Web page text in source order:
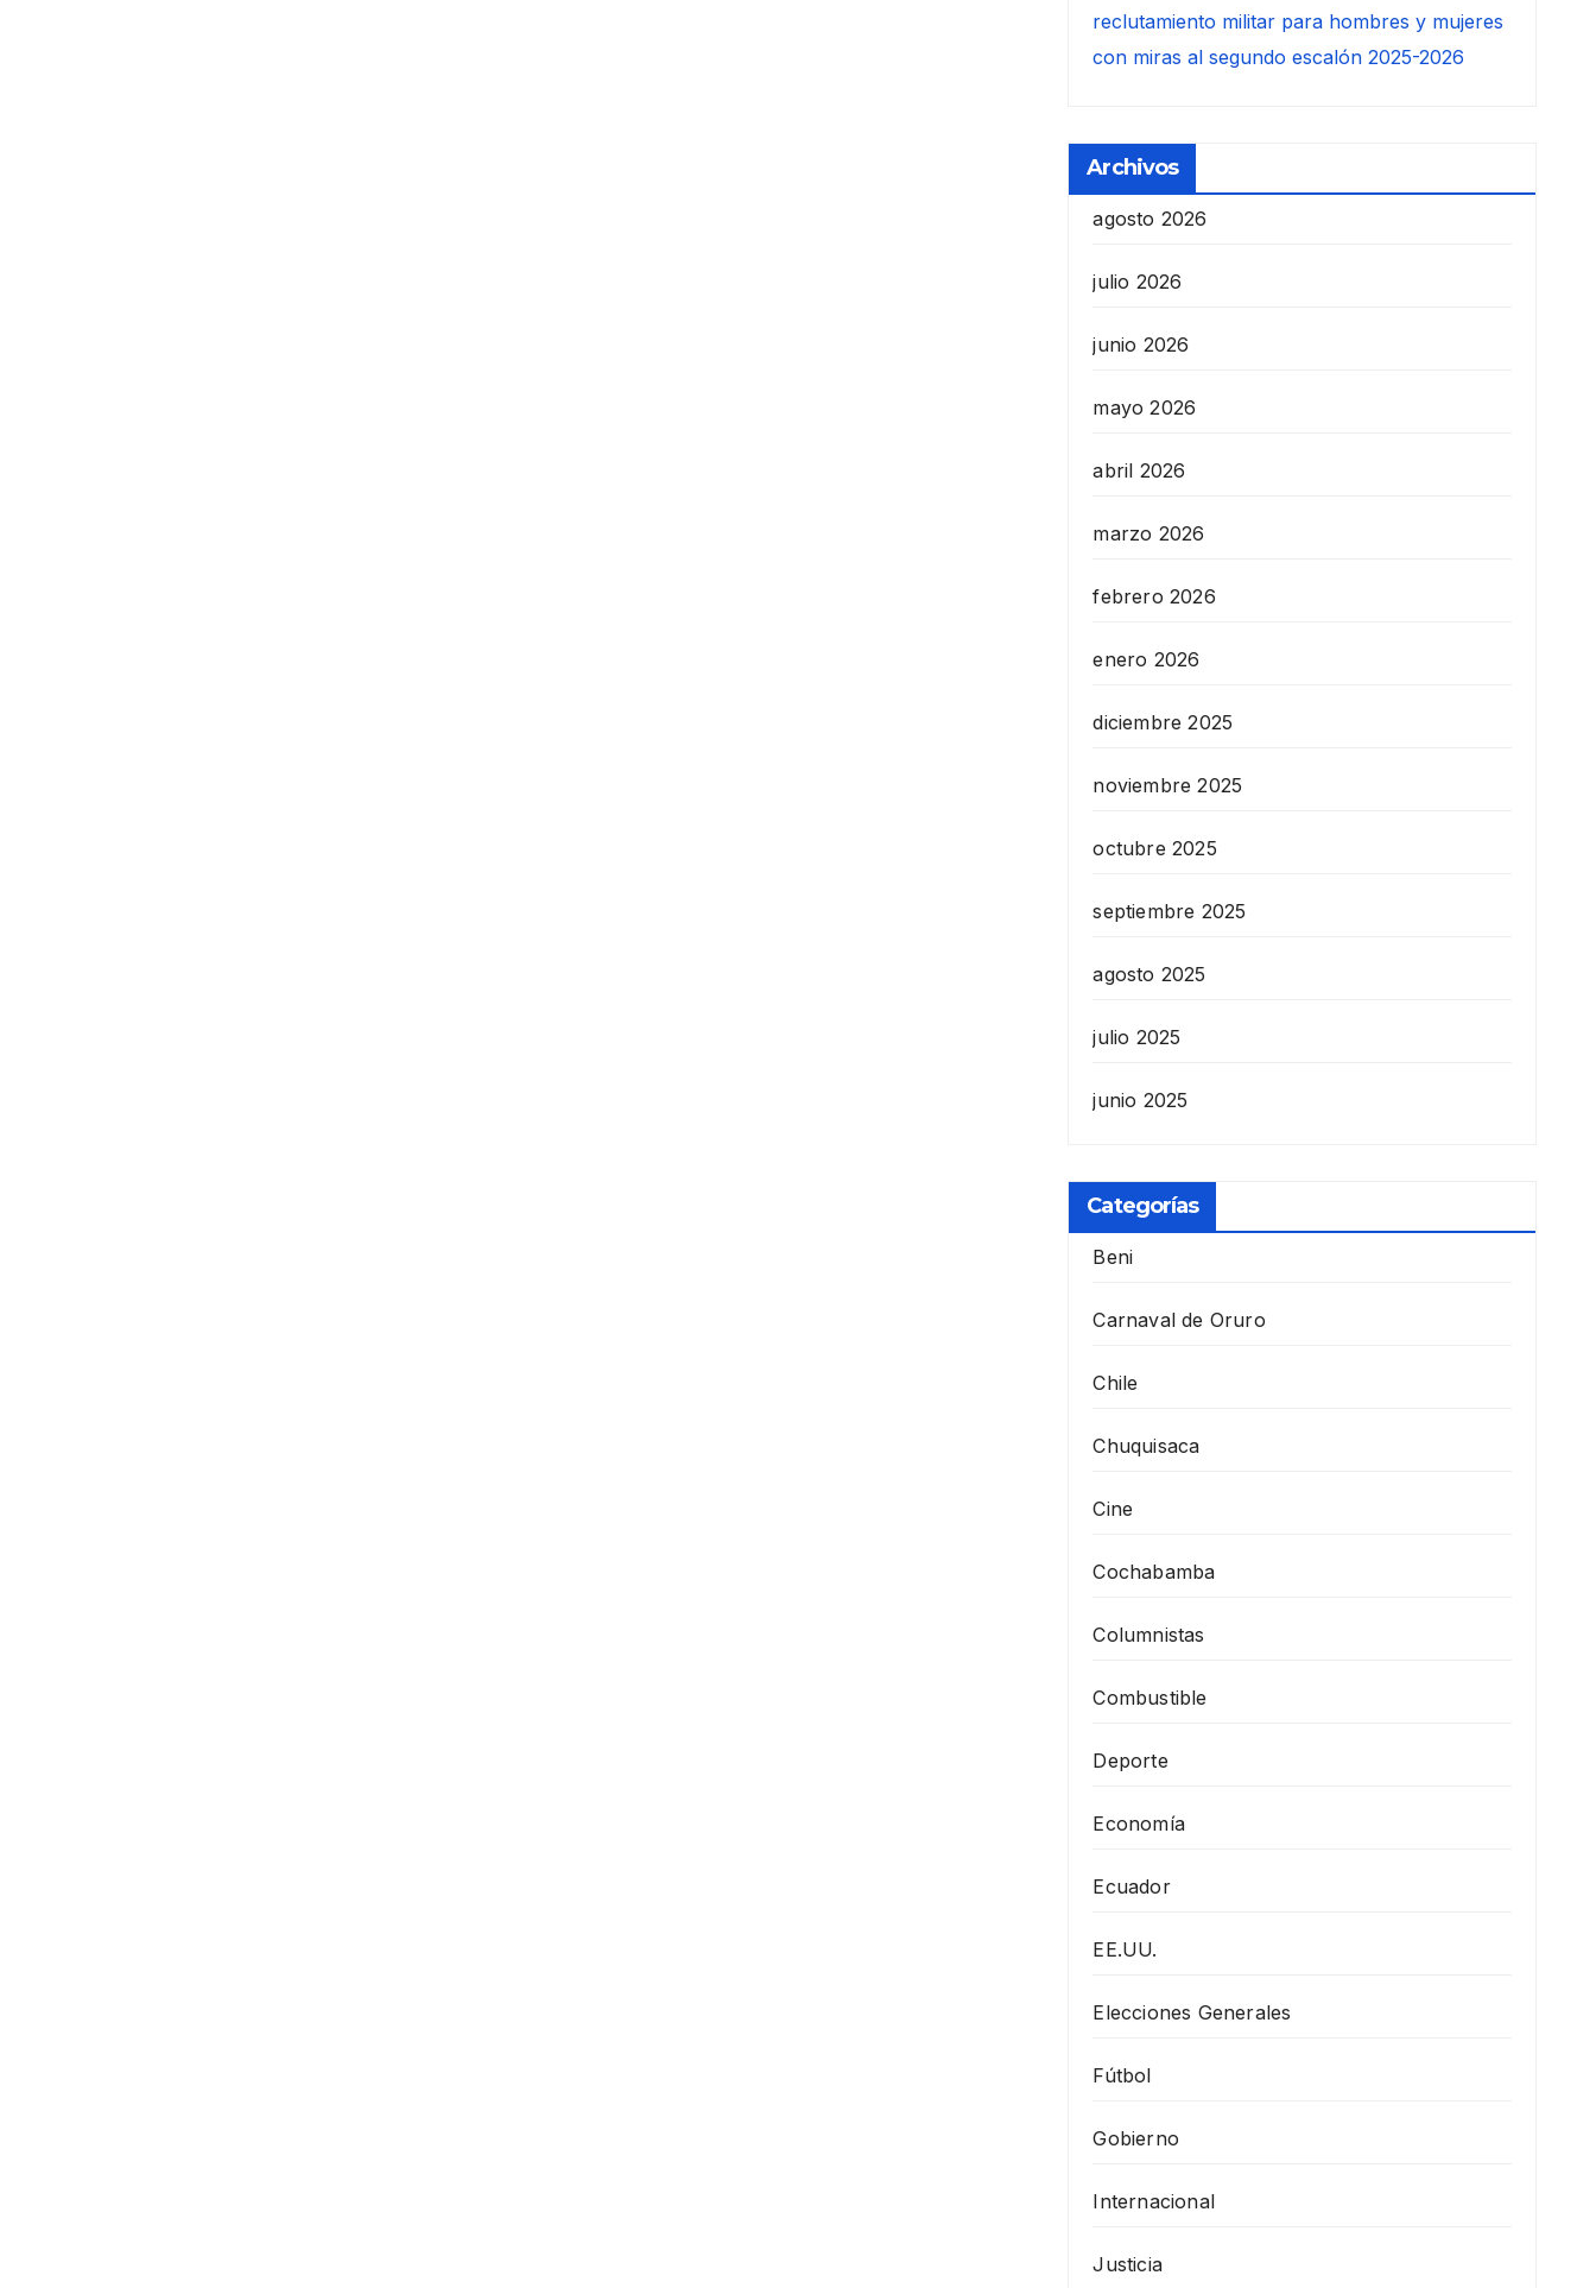
reclutamiento militar para hombres y mujeres
con miras al segundo escalón 2025-2026
Archivos
agosto 2026
julio 2026
junio 2026
mayo 2026
abril 2026
marzo 2026
febrero 2026
enero 2026
diciembre 2025
noviembre 2025
octubre 2025
septiembre 2025
agosto 2025
julio 2025
junio 2025
Categorías
Beni
Carnaval de Oruro
Chile
Chuquisaca
Cine
Cochabamba
Columnistas
Combustible
Deporte
Economía
Ecuador
EE.UU.
Elecciones Generales
Fútbol
Gobierno
Internacional
Justicia